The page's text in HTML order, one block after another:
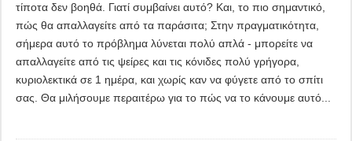
τίποτα δεν βοηθά. Γιατί συμβαίνει αυτό? Και, το πιο σημαντικό,
πώς θα απαλλαγείτε από τα παράσιτα; Στην πραγματικότητα,
σήμερα αυτό το πρόβλημα λύνεται πολύ απλά - μπορείτε να
απαλλαγείτε από τις ψείρες και τις κόνιδες πολύ γρήγορα,
κυριολεκτικά σε 1 ημέρα, και χωρίς καν να φύγετε από το σπίτι
σας. Θα μιλήσουμε περαιτέρω για το πώς να το κάνουμε αυτό...